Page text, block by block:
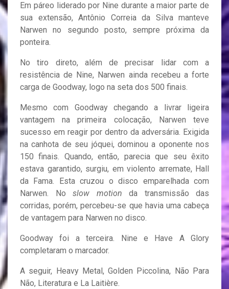
Em páreo liderado por Nine durante a maior parte de
sua extensão, Antônio Correia da Silva manteve
Narwen no segundo posto, sempre próxima da
ponteira.
No tiro direto, além de precisar lidar com a
resistência de Nine, Narwen ainda recebeu a forte
carga de Goodway, logo na seta dos 500 finais.
Mesmo com Goodway chegando a livrar ligeira
vantagem na primeira colocação, Narwen teve
sucesso em reagir por dentro da adversária. Exigida
na canhota de seu jóquei, dominou a oponente nos
150 finais. Quando, então, parecia que seu êxito
estava garantido, surgiu, em violento arremate, Hall
da Fama. Esta cruzou o disco emparelhada com
Narwen. No slow motion da transmissão das
corridas, porém, percebeu-se que havia uma cabeça
de vantagem para Narwen no disco.
Goodway foi a terceira. Nine e Have A Glory
completaram o marcador.
A seguir, Heavy Metal, Golden Piccolina, Não Para
Não, Literatura e La Laitière.